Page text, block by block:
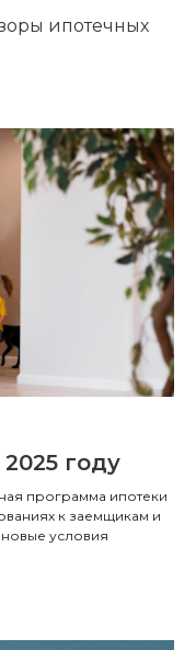
ипотечных
году
программа ипотеки
к заемщикам и
новые условия